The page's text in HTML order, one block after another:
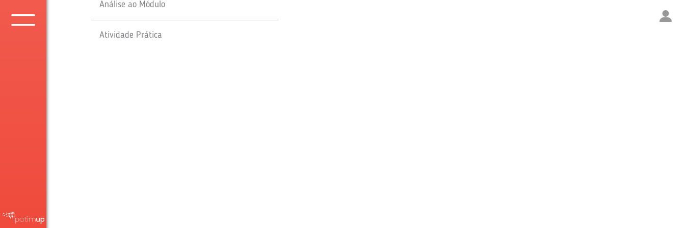
Análise ao Módulo
Atividade Prática